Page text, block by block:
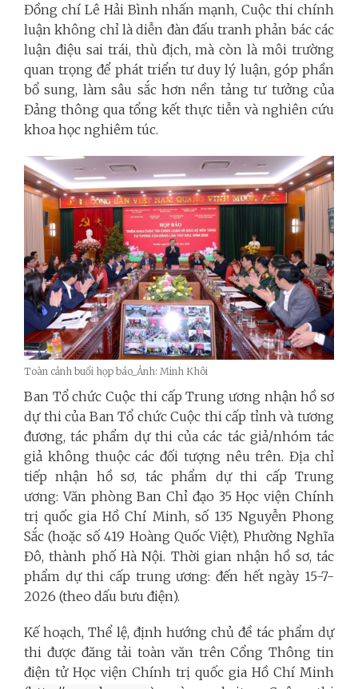
Đồng chí Lê Hải Bình nhấn mạnh, Cuộc thi chính
luận không chỉ là diễn đàn đấu tranh phản bác các
luận điệu sai trái, thù địch, mà còn là môi trường
quan trọng để phát triển tư duy lý luận, góp phần
bổ sung, làm sâu sắc hơn nền tảng tư tưởng của
Đảng thông qua tổng kết thực tiễn và nghiên cứu
khoa học nghiêm túc.
Toàn cảnh buổi họp báo_Ảnh: Minh Khôi
Ban Tổ chức Cuộc thi cấp Trung ương nhận hồ sơ
dự thi của Ban Tổ chức Cuộc thi cấp tỉnh và tương
đương, tác phẩm dự thi của các tác giả/nhóm tác
giả không thuộc các đối tượng nêu trên. Địa chỉ
tiếp nhận hồ sơ, tác phẩm dự thi cấp Trung
ương: Văn phòng Ban Chỉ đạo 35 Học viện Chính
trị quốc gia Hồ Chí Minh, số 135 Nguyễn Phong
Sắc (hoặc số 419 Hoàng Quốc Việt), Phường Nghĩa
Đô, thành phố Hà Nội. Thời gian nhận hồ sơ, tác
phẩm dự thi cấp trung ương: đến hết ngày 15-7-
2026 (theo dấu bưu điện).
Kế hoạch, Thể lệ, định hướng chủ đề tác phẩm dự
thi được đăng tải toàn văn trên Cổng Thông tin
điện tử Học viện Chính trị quốc gia Hồ Chí Minh